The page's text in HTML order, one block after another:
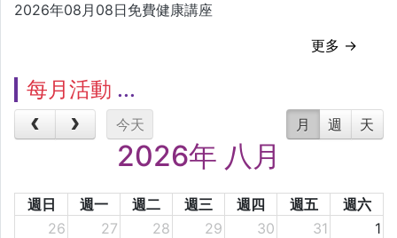
2026年08月08日免費健康講座
更多 →
每月活動
今天 月 週 天
2026年 八月
週日 週一 週二 週三 週四 週五
週六
26
27 28 29 30 31 1